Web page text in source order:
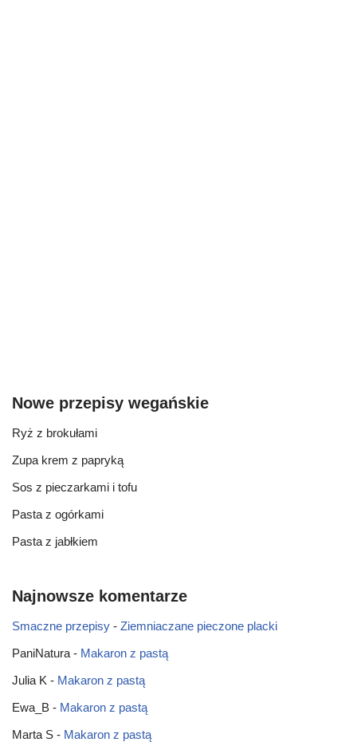
Nowe przepisy wegańskie
Ryż z brokułami
Zupa krem z papryką
Sos z pieczarkami i tofu
Pasta z ogórkami
Pasta z jabłkiem
Najnowsze komentarze
Smaczne przepisy - Ziemniaczane pieczone placki
PaniNatura - Makaron z pastą
Julia K - Makaron z pastą
Ewa_B - Makaron z pastą
Marta S - Makaron z pastą